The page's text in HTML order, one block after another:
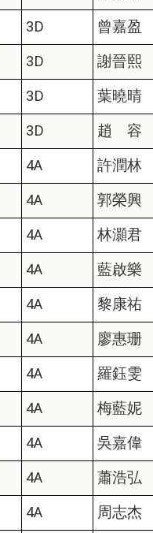
3D 曾嘉盈
3D 謝晉熙
3D 葉曉晴
3D 趙 容
4A 許潤林
4A 郭榮興
4A 林灝君
4A 藍啟樂
4A 黎康祐
4A
廖惠珊
4A
羅鈺雯
4A
梅藍妮
4A
吳嘉偉
4A
蕭浩弘
4A 周志杰